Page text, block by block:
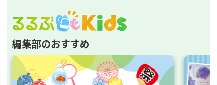
編集部のおすすめ